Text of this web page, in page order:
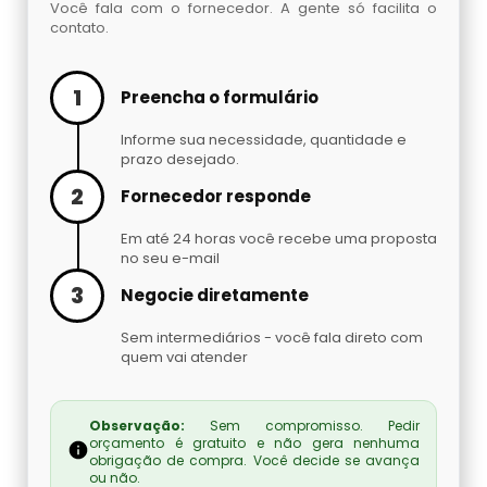
Teste De Estanqueidade Em Caldeiras
Tubos Espiralados Para Caldeiras
Tubos Para Caldeira
Tubulão De Caldeira
Valvula De Segurança Para Caldeira
Vasos De Pressão Caldeiras
Tratamento De Água Para Caldeiras
Tratamento De Caldeiras
Tratamento De Água De Caldeiras
Manutenção De Caldeiras A Vapor Preço
Manutenção De Caldeiras E Aquecedores Sp
Serviço De Manutenção De Caldeiras
Industrial
Manutenção De Caldeiras Preço
Serviço De Manutenção De Caldeiras Sp
Serviço De Manutenção Em Caldeiras
Montagem De Caldeira De Aquecimento Sp
Empresa De Montagem De Caldeira Gás Sp
Valor Da Montagem De Caldeira Gás
Preço Montagem De Caldeiras Em Sp
Preço Montagem De Caldeiras
Aquatubulares Sp
Preço Montagem De Caldeiras
Flamotubulares Sp
Serviço De Desmontagem De Caldeiraria
Serviço De Instalação De Caldeira
Você fala com o fornecedor. A gente só facilita o
contato.
1 Preencha o formulário
Informe sua necessidade, quantidade e
prazo desejado.
2 Fornecedor responde
Em até 24 horas você recebe uma proposta
no seu e-mail
3 Negocie diretamente
Sem intermediários - você fala direto com
quem vai atender
Observação: Sem compromisso. Pedir
orçamento é gratuito e não gera nenhuma
obrigação de compra. Você decide se avança
ou não.